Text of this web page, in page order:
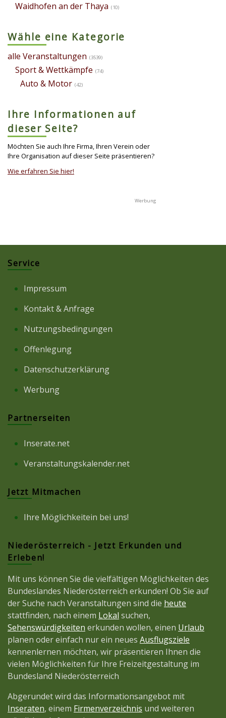
Waidhofen an der Thaya (10)
Wähle eine Kategorie
alle Veranstaltungen (3539)
Sport & Wettkämpfe (74)
Auto & Motor (42)
Ihre Informationen auf
dieser Seite?
Möchten Sie auch Ihre Firma, Ihren Verein oder
Ihre Organisation auf dieser Seite präsentieren?
Wie erfahren Sie hier!
Service
Impressum
Kontakt & Anfrage
Nutzungsbedingungen
Offenlegung
Datenschutzerklärung
Werbung
Partnerseiten
Inserate.net
Veranstaltungskalender.net
Jetzt Mitmachen
Ihre Möglichkeitein bei uns!
Niederösterreich - Jetzt Erkunden und
Erleben!
Mit uns können Sie die vielfältigen Möglichkeiten des
Bundeslandes Niederösterreich erkunden! Ob Sie auf
der Suche nach Veranstaltungen sind die heute
stattfinden, nach einem Lokal suchen,
Sehenswürdigkeiten erkunden wollen, einen Urlaub
planen oder einfach nur ein neues Ausflugsziele
kennenlernen möchten, wir präsentieren Ihnen die
vielen Möglichkeiten für Ihre Freizeitgestaltung im
Bundesland Niederösterreich
Abgerundet wird das Informationsangebot mit
Inseraten, einem Firmenverzeichnis und weiteren